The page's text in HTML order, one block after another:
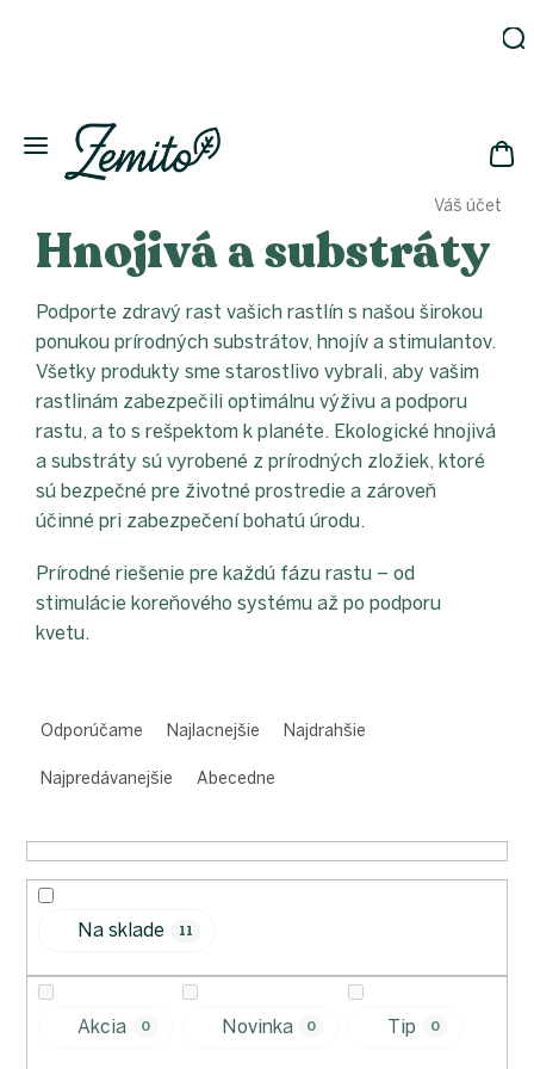
Váš účet
Ekodomácnosť
Ekologická
Fľaše
Akcia
Zachráň
a ušetri
Novinky
Eko
fľaše
Starostlivosť
o telo
proEXPORT_sk
Eko
Čo má
teraz
Darčeky
Bezodpadová
kancelária
Vianoce
pre
všetkých
Prihlásenie
Hnojivá a substráty
Podporte zdravý rast vašich rastlín s našou širokou
ponukou prírodných substrátov, hnojív a stimulantov.
Všetky produkty sme starostlivo vybrali, aby vašim
rastlinám zabezpečili optimálnu výživu a podporu
rastu, a to s rešpektom k planéte. Ekologické hnojivá
a substráty sú vyrobené z prírodných zložiek, ktoré
sú bezpečné pre životné prostredie a zároveň
účinné pri zabezpečení bohatú úrodu.
Prírodné riešenie pre každú fázu rastu – od
stimulácie koreňového systému až po podporu
kvetu.
a
e
p
r
u
Odporúčame Najlacnejšie Najdrahšie
Najpredávanejšie Abecedne
Na sklade 11
Akcia 0 Novinka 0 Tip 0